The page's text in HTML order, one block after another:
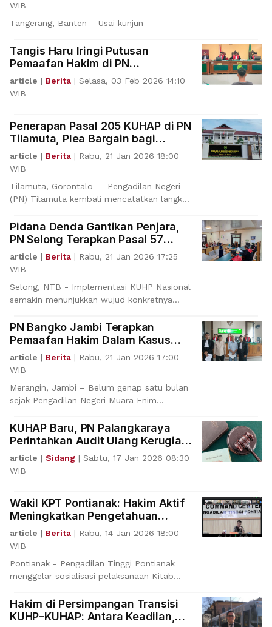
WIB
Tangerang, Banten – Usai kunjun
Tangis Haru Iringi Putusan
Pemaafan Hakim di PN
Mempawah
article | Berita | Selasa, 03 Feb 2026 14:10
WIB
Penerapan Pasal 205 KUHAP di PN
Tilamuta, Plea Bargain bagi
Penyalahguna Narkotika
article | Berita | Rabu, 21 Jan 2026 18:00
WIB
Tilamuta, Gorontalo — Pengadilan Negeri
(PN) Tilamuta kembali mencatatkan langkah
Pidana Denda Gantikan Penjara,
PN Selong Terapkan Pasal 57
KUHP Nasional
article | Berita | Rabu, 21 Jan 2026 17:25
WIB
Selong, NTB - Implementasi KUHP Nasional
semakin menunjukkan wujud konkretnya
PN Bangko Jambi Terapkan
Pemaafan Hakim Dalam Kasus
Pencurian
article | Berita | Rabu, 21 Jan 2026 17:00
WIB
Merangin, Jambi – Belum genap satu bulan
sejak Pengadilan Negeri Muara Enim
KUHAP Baru, PN Palangkaraya
Perintahkan Audit Ulang Kerugian
Negara Korupsi ADD
article | Sidang | Sabtu, 17 Jan 2026 08:30
WIB
Wakil KPT Pontianak: Hakim Aktif
Meningkatkan Pengetahuan
Terkait KUHP dan KUHAP Baru
article | Berita | Rabu, 14 Jan 2026 18:00
WIB
Pontianak - Pengadilan Tinggi Pontianak
menggelar sosialisasi pelaksanaan Kitab
Hakim di Persimpangan Transisi
KUHP–KUHAP: Antara Keadilan,